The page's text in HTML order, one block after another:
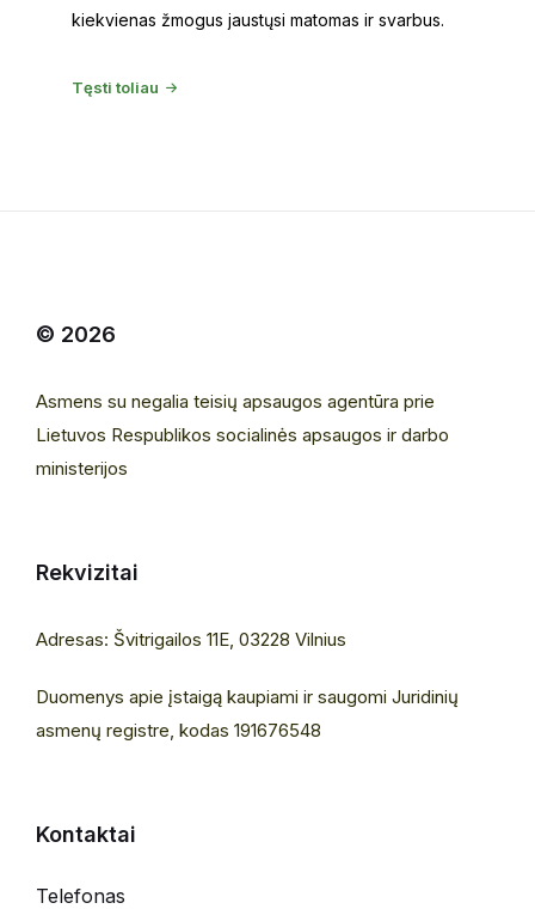
kiekvienas žmogus jaustųsi matomas ir svarbus.
Tęsti toliau
© 2026
Asmens su negalia teisių apsaugos agentūra prie
Lietuvos Respublikos socialinės apsaugos ir darbo
ministerijos
Rekvizitai
Adresas: Švitrigailos 11E, 03228 Vilnius
Duomenys apie įstaigą kaupiami ir saugomi Juridinių
asmenų registre, kodas 191676548
Kontaktai
Telefonas